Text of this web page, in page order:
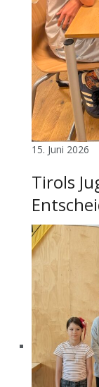
15. Juni 2026
Tirols